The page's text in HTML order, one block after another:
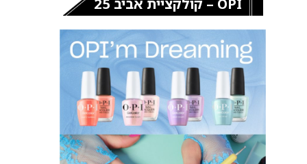
OPI – קולקציית אביב 25